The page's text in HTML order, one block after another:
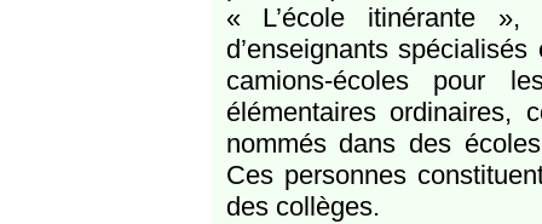
« L’école itinérante »,
d’enseignants
camions-écoles pour
élémentaires ordinaires,
nommés dans des
Ces personnes
des collèges.